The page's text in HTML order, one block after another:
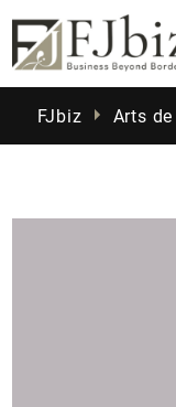
FJbiz Arts